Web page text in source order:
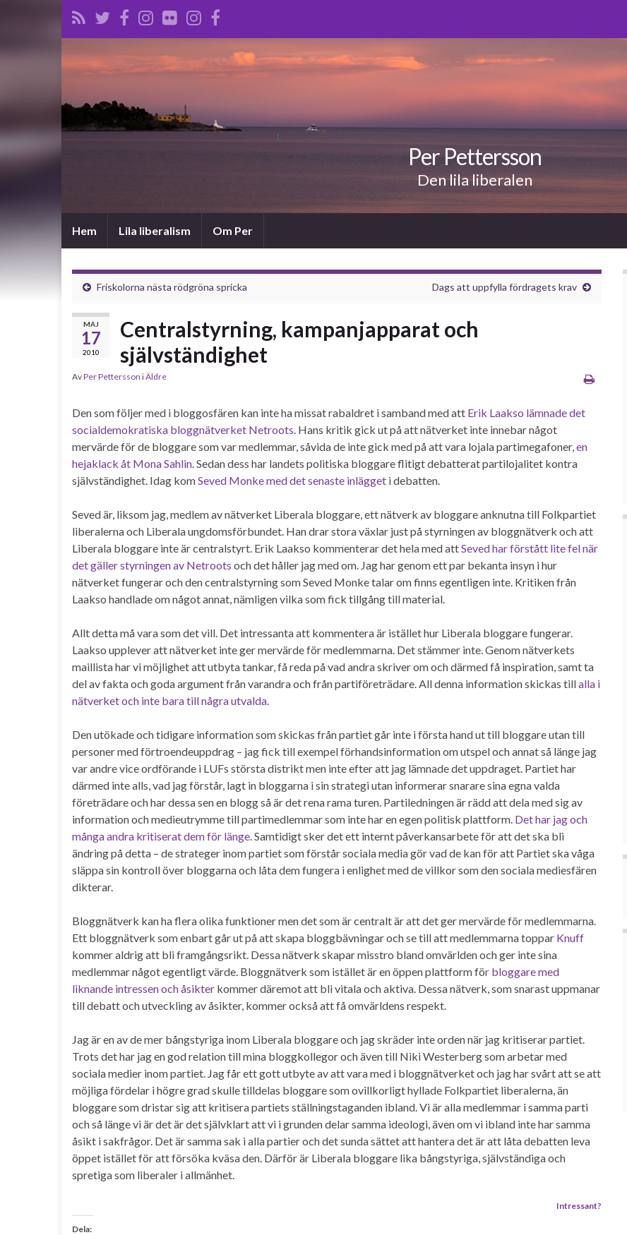
Per Pettersson
Den lila liberalen
Hem Lila liberalism Om Per
Friskolorna nästa rödgröna spricka Dags att uppfylla fördragets krav
MAJ
17
2010
Centralstyrning, kampanjapparat och
självständighet
AvPer Pettersson iÄldre
Den som följer med i bloggosfären kan inte ha missat rabaldret i samband med att Erik Laakso lämnade det
socialdemokratiska bloggnätverket Netroots. Hans kritik gick ut på att nätverket inte innebar något
mervärde för de bloggare som var medlemmar, såvida de inte gick med på att vara lojala partimegafoner, en
hejaklack åt Mona Sahlin. Sedan dess har landets politiska bloggare flitigt debatterat partilojalitet kontra
självständighet. Idag komSeved Monke med det senaste inlägget i debatten.
Seved är, liksom jag, medlem av nätverket Liberala bloggare, ett nätverk av bloggare anknutna till Folkpartiet
liberalerna och Liberala ungdomsförbundet. Han drar stora växlar just på styrningen av bloggnätverk och att
Liberala bloggare inte är centralstyrt. Erik Laakso kommenterar det hela med attSeved har förstått lite fel när
det gäller styrningen av Netroots och det håller jag med om. Jag har genom ett par bekanta insyn i hur
nätverket fungerar och den centralstyrning som Seved Monke talar om finns egentligen inte. Kritiken från
Laakso handlade om något annat, nämligen vilka som fick tillgång till material.
Allt detta må vara som det vill. Det intressanta att kommentera är istället hur Liberala bloggare fungerar.
Laakso upplever att nätverket inte ger mervärde för medlemmarna. Det stämmer inte. Genom nätverkets
maillista har vi möjlighet att utbyta tankar, få reda på vad andra skriver om och därmed få inspiration, samt ta
del av fakta och goda argument från varandra och från partiföreträdare. All denna information skickas tillalla i
nätverket och inte bara till några utvalda.
Den utökade och tidigare information som skickas från partiet går inte i första hand ut till bloggare utan till
personer med förtroendeuppdrag – jag fick till exempel förhandsinformation om utspel och annat så länge jag
var andre vice ordförande i LUFs största distrikt men inte efter att jag lämnade det uppdraget. Partiet har
därmed inte alls, vad jag förstår, lagt in bloggarna i sin strategi utan informerar snarare sina egna valda
företrädare och har dessa sen en blogg så är det rena rama turen. Partiledningen är rädd att dela med sig av
information och medieutrymme till partimedlemmar som inte har en egen politisk plattform. Det har jag och
många andra kritiserat dem för länge. Samtidigt sker det ett internt påverkansarbete för att det ska bli
ändring på detta – de strateger inom partiet som förstår sociala media gör vad de kan för att Partiet ska våga
släppa sin kontroll över bloggarna och låta dem fungera i enlighet med de villkor som den sociala mediesfären
dikterar.
Bloggnätverk kan ha flera olika funktioner men det som är centralt är att det ger mervärde för medlemmarna.
Ett bloggnätverk som enbart går ut på att skapa bloggbävningar och se till att medlemmarna toppar Knuff
kommer aldrig att bli framgångsrikt. Dessa nätverk skapar misstro bland omvärlden och ger inte sina
medlemmar något egentligt värde. Bloggnätverk som istället är en öppen plattform för bloggare med
liknande intressen och åsikter kommer däremot att bli vitala och aktiva. Dessa nätverk, som snarast uppmanar
till debatt och utveckling av åsikter, kommer också att få omvärldens respekt.
Jag är en av de mer bångstyriga inom Liberala bloggare och jag skräder inte orden när jag kritiserar partiet.
Trots det har jag en god relation till mina bloggkollegor och även till Niki Westerberg som arbetar med
sociala medier inom partiet. Jag får ett gott utbyte av att vara med i bloggnätverket och jag har svårt att se att
möjliga fördelar i högre grad skulle tilldelas bloggare som ovillkorligt hyllade Folkpartiet liberalerna, än
bloggare som dristar sig att kritisera partiets ställningstaganden ibland. Vi är alla medlemmar i samma parti
och så länge vi är det är det självklart att vi i grunden delar samma ideologi, även om vi ibland inte har samma
åsikt i sakfrågor. Det är samma sak i alla partier och det sunda sättet att hantera det är att låta debatten leva
öppet istället för att försöka kväsa den. Därför är Liberala bloggare lika bångstyriga, självständiga och
spretiga som liberaler i allmänhet.
Intressant?
Dela: